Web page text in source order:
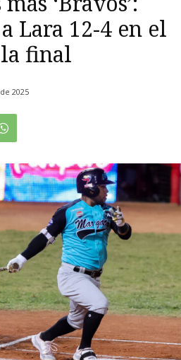
Lara 12-4 en el
final
2025